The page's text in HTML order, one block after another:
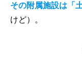
その附属施設は「
けど）。